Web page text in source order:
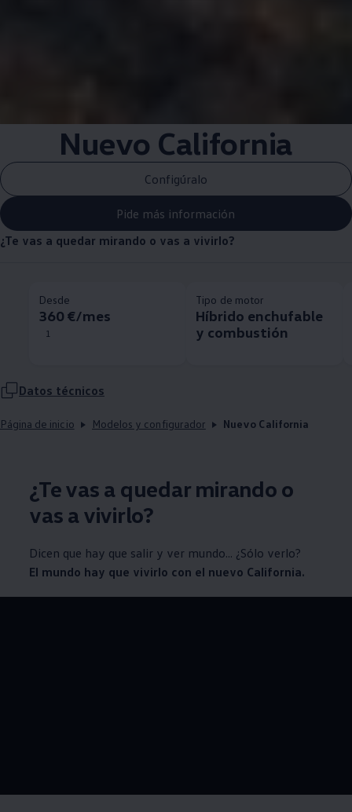
Nuevo California
Configúralo
Pide más información
¿Te vas a quedar mirando o vas a vivirlo?
Desde
360 €/mes
1
Tipo de motor
Híbrido enchufable
y combustión
Datos técnicos
Página de inicio Modelos y configurador Nuevo California
¿Te vas a quedar mirando o
vas a vivirlo?
Dicen que hay que salir y ver mundo... ¿Sólo verlo?
El mundo hay que vivirlo con el nuevo California.